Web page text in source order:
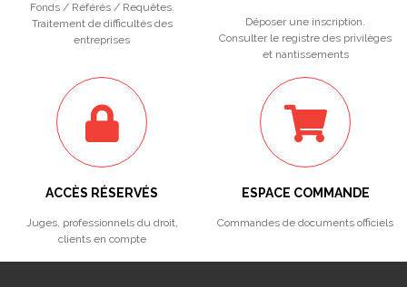
Fonds / Référés / Requêtes.
Traitement de difficultés des
entreprises
Déposer une inscription.
Consulter le registre des privilèges
et nantissements
ACCÈS RÉSERVÉS
Juges, professionnels du droit,
clients en compte
ESPACE COMMANDE
Commandes de documents officiels